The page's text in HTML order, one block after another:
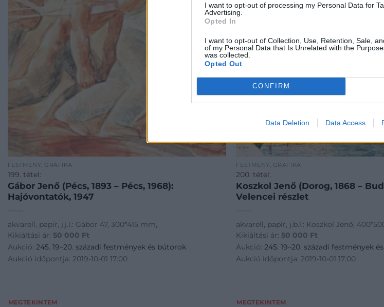
I want to opt-out of processing my Personal Data for
Advertising.
Opted In
I want to opt-out of Collection, Use, Retention, Sale,
of my Personal Data that Is Unrelated with the
was collected.
Opted Out
CONFIRM
Data Deletion Data Access
FESTMÉNY, GRAFIKA
199. tétel:
Gábor Jenő (Pécs, 1893 – Pécs, 1968):
Hajóvontatók, 1947
akvarell, papír, j.j.l.: Gábor 47, 300*415 mm,
Kikiáltási ár: 50 000 Ft
Aukció: 245. 19–20. századi festmények és bútorok
Aukció időpontja: 2019-10-01 17:00
MEGTEKINTEM
FESTMÉNY, GRAFIKA
200. tétel:
Koszkol Jenő (Dorog, 1868 –
Velencei részlet
akvarell, papír, j.b.l.: Koszkol Jenő,
Kikiáltási ár: 50 000 Ft
Aukció:245. 19–20. századi festmények
Aukció időpontja: 2019-10-01 17:00
MEGTEKINTEM